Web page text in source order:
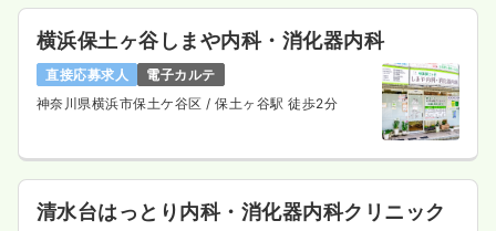
横浜保土ヶ谷しまや内科・消化器内科
直接応募求人
電子カルテ
神奈川県横浜市保土ケ谷区 / 保土ヶ谷駅 徒歩2分
清水台はっとり内科・消化器内科クリニック